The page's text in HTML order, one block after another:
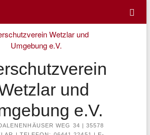
und
e.V.
WEG 34 | 35578